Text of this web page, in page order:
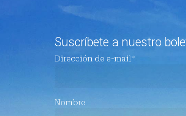
Suscríbete a nuestro
Dirección de e-mail*
Nombre